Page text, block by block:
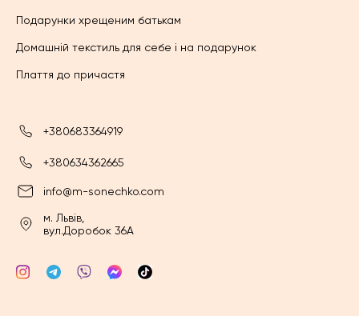
Подарунки хрещеним батькам
Домашній текстиль для себе і на подарунок
Плаття до причастя
+380683364919
+380634362665
info@m-sonechko.com
м. Львів,
вул.Доробок 36А